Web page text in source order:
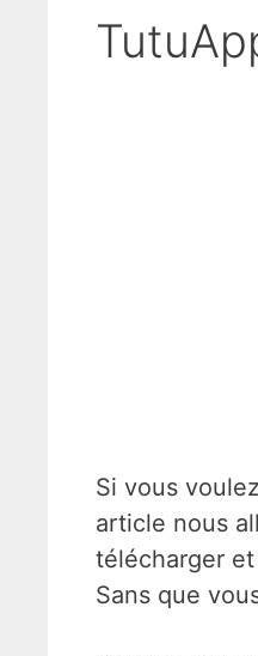
Si vous
article nous
télécharger
Sans que